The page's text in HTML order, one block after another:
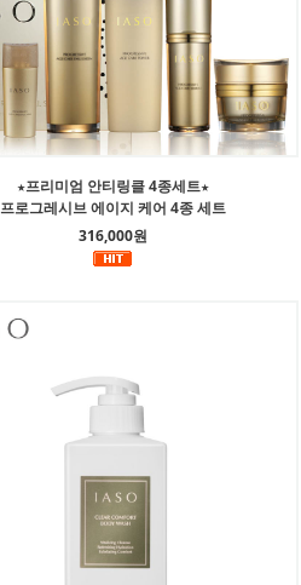
★프리미엄 안티링클 4종세트★
프로그레시브 에이지 케어 4종 세트
316,000원